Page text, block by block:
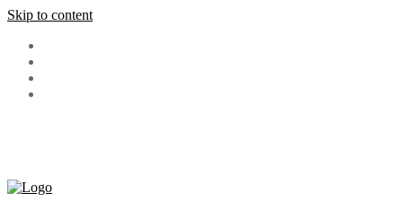
Skip to content